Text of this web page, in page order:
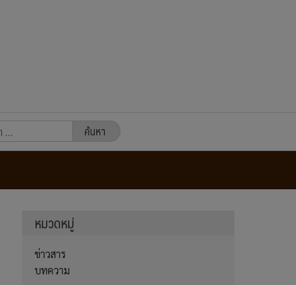
หมวดหมู่
ข่าวสาร
บทความ